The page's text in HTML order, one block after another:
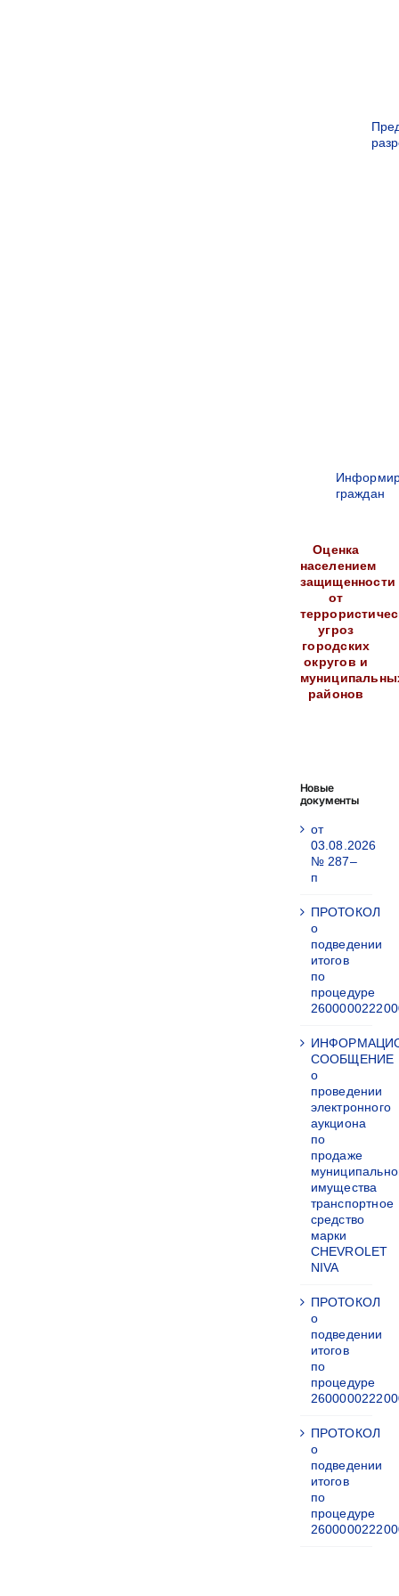
граждан
Оценка
населением
защищенности
от
угроз
городских
округов и
районов
Новые
документы
от
03.08.2026
№ 287–
п
ПРОТОКОЛ
о
подведении
итогов
по
процедуре
СООБЩЕНИЕ
о
проведении
электронного
аукциона
по
продаже
имущества
транспортное
средство
марки
CHEVROLET
NIVA
ПРОТОКОЛ
о
подведении
итогов
по
процедуре
ПРОТОКОЛ
о
подведении
итогов
по
процедуре